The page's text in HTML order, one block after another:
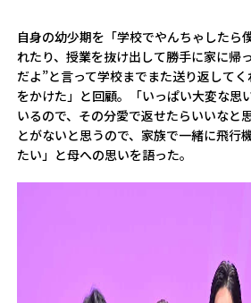
自身の幼少期を「学校でやんちゃしたら
れたり、授業を抜け出して勝手に家に帰
だよ”と言って学校までまた送り返して
をかけた」と回顧。「いっぱい大変な思
いるので、その分愛で返せたらいいなと
とがないと思うので、家族で一緒に飛行
たい」と母への思いを語った。